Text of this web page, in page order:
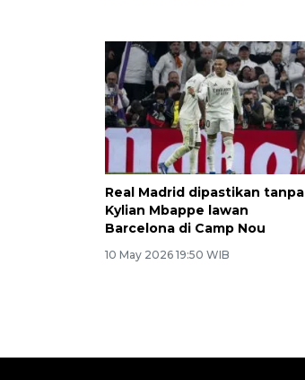
Real Madrid dipastikan tanpa
Kylian Mbappe lawan
Barcelona di Camp Nou
10 May 2026 19:50 WIB